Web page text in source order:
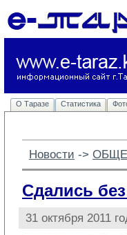
О Таразе Статистика
Новости ->
Сдались
31 октября 2011